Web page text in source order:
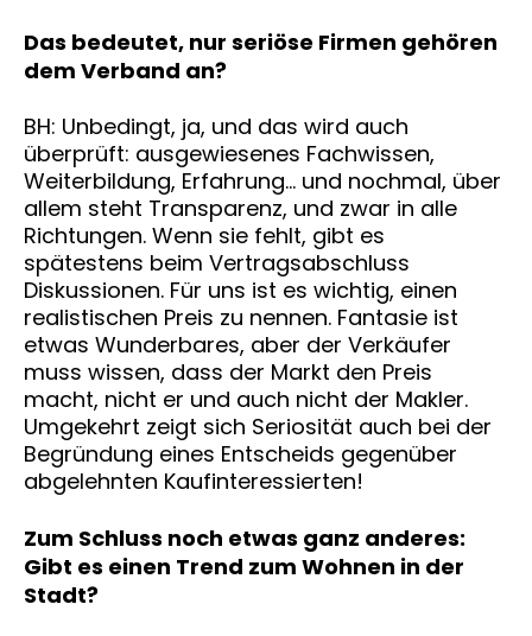
Das bedeutet, nur seriöse Firmen gehören
dem Verband an?
BH: Unbedingt, ja, und das wird auch
überprüft: ausgewiesenes Fachwissen,
Weiterbildung, Erfahrung… und nochmal, über
allem steht Transparenz, und zwar in alle
Richtungen. Wenn sie fehlt, gibt es
spätestens beim Vertragsabschluss
Diskussionen. Für uns ist es wichtig, einen
realistischen Preis zu nennen. Fantasie ist
etwas Wunderbares, aber der Verkäufer
muss wissen, dass der Markt den Preis
macht, nicht er und auch nicht der Makler.
Umgekehrt zeigt sich Seriosität auch bei der
Begründung eines Entscheids gegenüber
abgelehnten Kaufinteressierten!
Zum Schluss noch etwas ganz anderes:
Gibt es einen Trend zum Wohnen in der
Stadt?